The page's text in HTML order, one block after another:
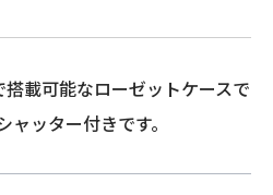
載可能なローゼットケースで
ッター付きです。